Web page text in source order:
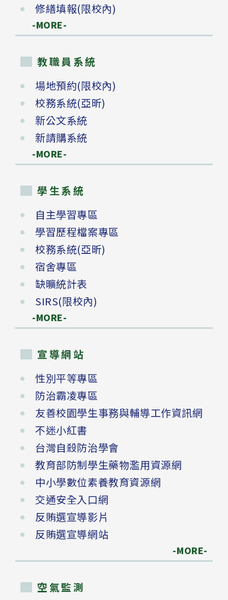
修繕填報(限校內)
-MORE-
教職員系統
場地預約(限校內)
校務系統(亞昕)
新公文系統
新請購系統
-MORE-
學生系統
自主學習專區
學習歷程檔案專區
校務系統(亞昕)
宿舍專區
缺曠統計表
SIRS(限校內)
-MORE-
宣導網站
性別平等專區
防治霸凌專區
友善校園學生事務與輔導工作資訊網
不迷小紅書
台灣自殺防治學會
教育部防制學生藥物濫用資源網
中小學數位素養教育資源網
交通安全入口網
反賄選宣導影片
反賄選宣導網站
-MORE-
空氣監測